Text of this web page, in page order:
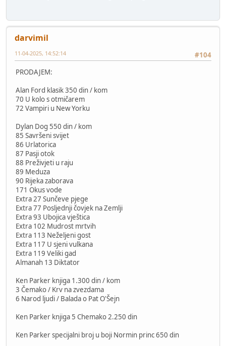
darvimil
#104
11-04-2025, 14:52:14
PRODAJEM:
Alan Ford klasik 350 din / kom
70 U kolo s otmičarem
72 Vampiri u New Yorku
Dylan Dog 550 din / kom
85 Savršeni svijet
86 Urlatorica
87 Pasji otok
88 Preživjeti u raju
89 Meduza
90 Rijeka zaborava
171 Okus vode
Extra 27 Sunčeve pjege
Extra 77 Posljednji čovjek na Zemlji
Extra 93 Ubojica vještica
Extra 102 Mudrost mrtvih
Extra 113 Neželjeni gost
Extra 117 U sjeni vulkana
Extra 119 Veliki gad
Almanah 13 Diktator
Ken Parker knjiga 1.300 din / kom
3 Čemako / Krv na zvezdama
6 Narod ljudi / Balada o Pat O'Šejn
Ken Parker knjiga 5 Chemako 2.250 din
Ken Parker specijalni broj u boji Normin princ 650 din